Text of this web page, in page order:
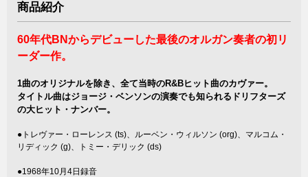
商品紹介
60年代BNからデビューした最後のオルガン奏者の初リ
ーダー作。
1曲のオリジナルを除き、全て当時のR&Bヒット曲のカヴァー。
タイトル曲はジョージ・ベンソンの演奏でも知られるドリフターズ
の大ヒット・ナンバー。
●トレヴァー・ローレンス (ts)、ルーベン・ウィルソン (org)、マルコム・
リディック (g)、トミー・デリック (ds)
●1968年10月4日録音